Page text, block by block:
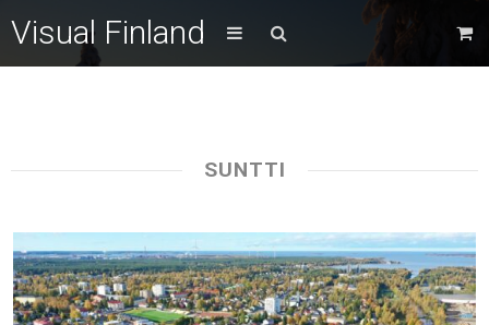
Visual Finland
SUNTTI